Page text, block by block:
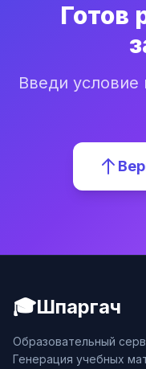
Готов
Введи
🎓Шпаргач
Образовательный
Генерация учебных